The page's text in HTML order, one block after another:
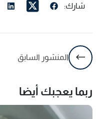
شارك:
المنشور السابق
ربما يعجبك أيضا